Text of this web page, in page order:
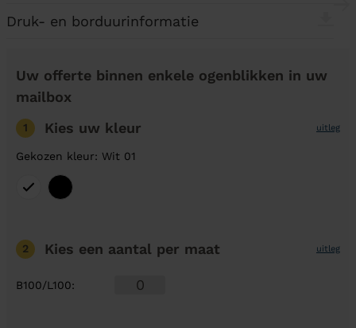
Druk- en borduurinformatie
Uw offerte binnen enkele ogenblikken in uw
mailbox
1 Kies uw kleur uitleg
Gekozen kleur: Wit 01
2 Kies een aantal per maat uitleg
B100/L100: